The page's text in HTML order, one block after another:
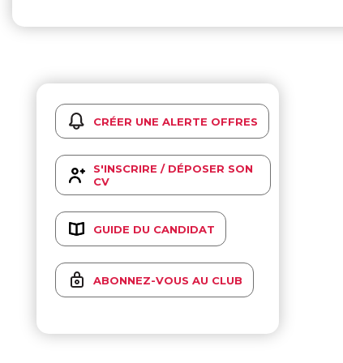
CRÉER UNE ALERTE OFFRES
S'INSCRIRE / DÉPOSER SON
CV
GUIDE DU CANDIDAT
ABONNEZ-VOUS AU CLUB